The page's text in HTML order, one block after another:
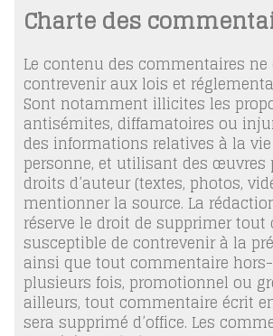
Charte des
Le contenu des commentaires
contrevenir aux lois et
Sont notamment illicites les
antisémites, diffamatoires ou
des informations relatives à la vie
personne, et utilisant des œuvres
droits d’auteur (textes, photos,
mentionner la source. La
réserve le droit de supprimer
susceptible de contrevenir à la
ainsi que tout commentaire
plusieurs fois, promotionnel ou
ailleurs, tout commentaire écrit
sera supprimé d’office. Les